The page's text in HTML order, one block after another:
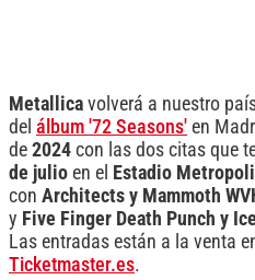
Metallica volverá a nuestro
del álbum '72 Seasons' en
de 2024 con las dos citas que
de julio en el Estadio
con Architects y Mammoth
y Five Finger Death Punch y
Las entradas están a la venta
Ticketmaster.es.